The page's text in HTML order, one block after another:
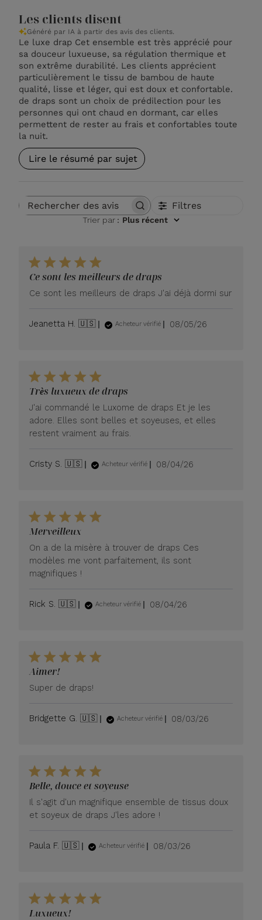
Les clients disent
Généré par IA à partir des avis des clients.
Le luxe drap Cet ensemble est très apprécié pour
sa douceur luxueuse, sa régulation thermique et
son extrême durabilité. Les clients apprécient
particulièrement le tissu de bambou de haute
qualité, lisse et léger, qui est doux et confortable.
de draps sont un choix de prédilection pour les
personnes qui ont chaud en dormant, car elles
permettent de rester au frais et confortables toute
la nuit.
Lire le résumé par sujet
Rechercher des avis Filtres
Trier par : Plus récent
Ce sont les meilleurs de draps
Ce sont les meilleurs de draps J'ai déjà dormi sur
Jeanetta H. 🇺🇸 Acheteur vérifié
Date
08/05/26
Très luxueux de draps
J'ai commandé le Luxome de draps Et je les
adore. Elles sont belles et soyeuses, et elles
restent vraiment au frais.
Cristy S. 🇺🇸 Acheteur vérifié
Date
08/04/26
Merveilleux
On a de la misère à trouver de draps Ces
modèles me vont parfaitement, ils sont
magnifiques !
Rick S. 🇺🇸 Acheteur vérifié
Date
08/04/26
Aimer!
Super de draps!
Bridgette G. 🇺🇸 Acheteur vérifié
Date
08/03/26
Belle, douce et soyeuse
Il s'agit d'un magnifique ensemble de tissus doux
et soyeux de draps J'les adore !
Paula F. 🇺🇸 Acheteur vérifié
Date
08/03/26
Luxueux!